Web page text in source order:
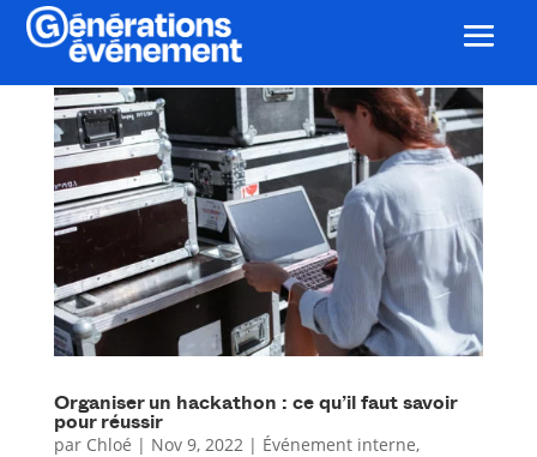
Organiser un hackathon : ce qu’il faut savoir
pour réussir
par Chloé | Nov 9, 2022| Événement interne,